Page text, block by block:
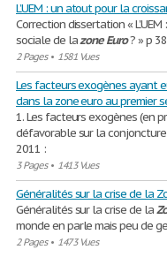
L’UEM : un atout pour la
Correction dissertation «
sociale de lazone Euro? » p
2 Pages• 1581 Vues
Les facteurs exogènes ayant
dans la zone euro au premier
1. Les facteurs exogènes (en
défavorable sur la
2011 :
3 Pages• 1413 Vues
Généralités sur la crise de la
Généralités sur la crise de la
monde en parle mais peu de
2 Pages• 1473 Vues